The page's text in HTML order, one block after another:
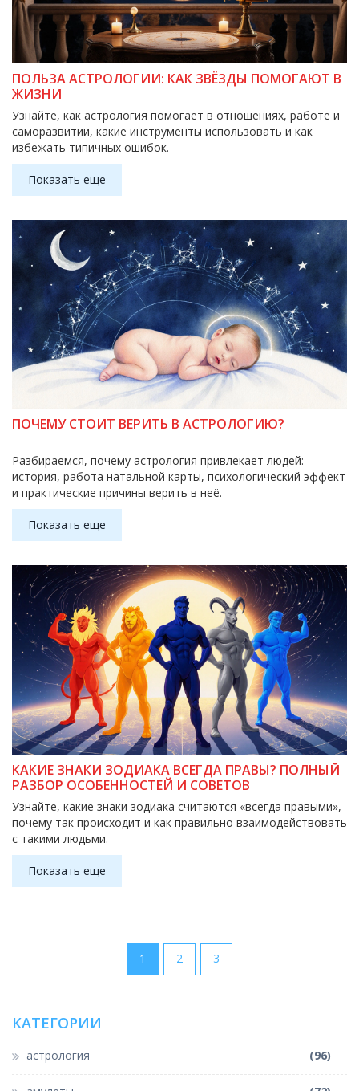
ПОЛЬЗА АСТРОЛОГИИ: КАК ЗВЁЗДЫ ПОМОГАЮТ В
ЖИЗНИ
Узнайте, как астрология помогает в отношениях, работе и
саморазвитии, какие инструменты использовать и как
избежать типичных ошибок.
Показать еще
ПОЧЕМУ СТОИТ ВЕРИТЬ В АСТРОЛОГИЮ?
Разбираемся, почему астрология привлекает людей:
история, работа натальной карты, психологический эффект
и практические причины верить в неё.
Показать еще
КАКИЕ ЗНАКИ ЗОДИАКА ВСЕГДА ПРАВЫ? ПОЛНЫЙ
РАЗБОР ОСОБЕННОСТЕЙ И СОВЕТОВ
Узнайте, какие знаки зодиака считаются «всегда правыми»,
почему так происходит и как правильно взаимодействовать
с такими людьми.
Показать еще
1 2 3
КАТЕГОРИИ
астрология (96)